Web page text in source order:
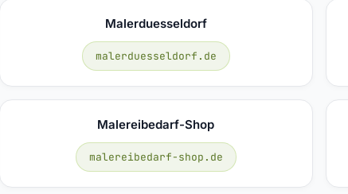
Malerduesseldorf
malerduesseldorf.de
Malereibedarf-Shop
malereibedarf-shop.de